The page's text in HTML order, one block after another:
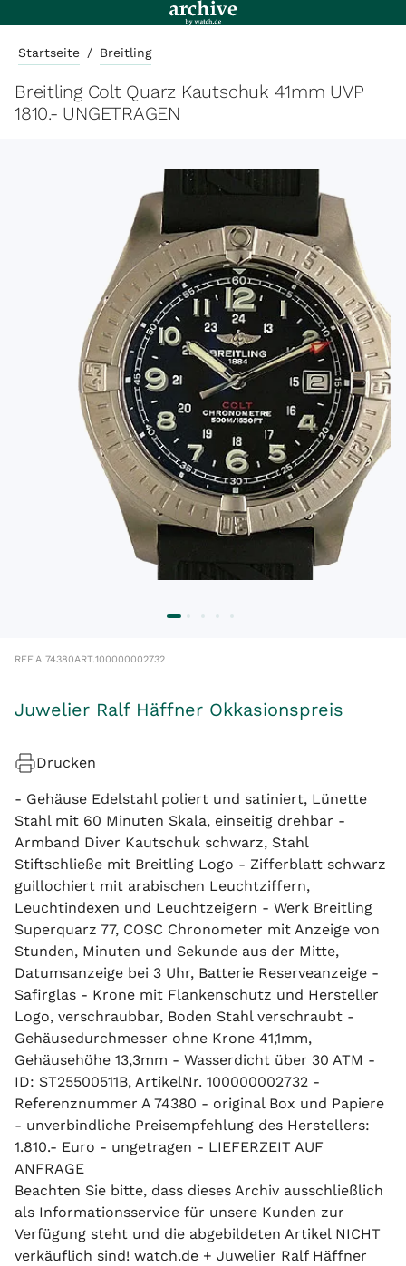
Startseite / Breitling
Breitling Colt Quarz Kautschuk 41mm UVP
1810.- UNGETRAGEN
REF.A 74380ART.100000002732
Juwelier Ralf Häffner Okkasionspreis
Drucken
- Gehäuse Edelstahl poliert und satiniert, Lünette
Stahl mit 60 Minuten Skala, einseitig drehbar -
Armband Diver Kautschuk schwarz, Stahl
Stiftschließe mit Breitling Logo - Zifferblatt schwarz
guillochiert mit arabischen Leuchtziffern,
Leuchtindexen und Leuchtzeigern - Werk Breitling
Superquarz 77, COSC Chronometer mit Anzeige von
Stunden, Minuten und Sekunde aus der Mitte,
Datumsanzeige bei 3 Uhr, Batterie Reserveanzeige -
Safirglas - Krone mit Flankenschutz und Hersteller
Logo, verschraubbar, Boden Stahl verschraubt -
Gehäusedurchmesser ohne Krone 41,1mm,
Gehäusehöhe 13,3mm - Wasserdicht über 30 ATM -
ID: ST25500511B, ArtikelNr. 100000002732 -
Referenznummer A 74380 - original Box und Papiere
- unverbindliche Preisempfehlung des Herstellers:
1.810.- Euro - ungetragen - LIEFERZEIT AUF
ANFRAGE
Beachten Sie bitte, dass dieses Archiv ausschließlich
als Informationsservice für unsere Kunden zur
Verfügung steht und die abgebildeten Artikel NICHT
verkäuflich sind! watch.de + Juwelier Ralf Häffner